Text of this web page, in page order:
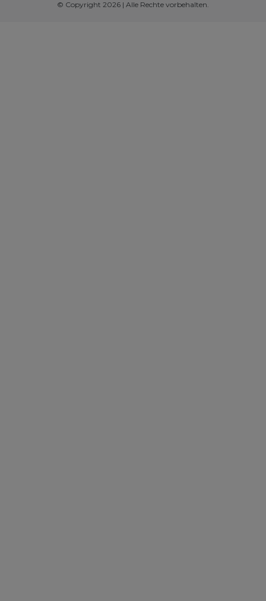
© Copyright 2026 | Alle Rechte vorbehalten.